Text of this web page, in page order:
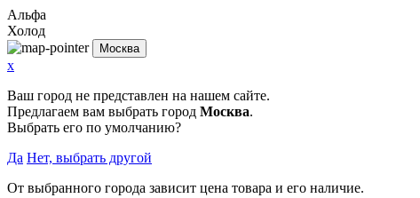
Альфа
Холод
Москва
x
Ваш город не представлен на нашем сайте.
Предлагаем вам выбрать город Москва.
Выбрать его по умолчанию?
Да Нет, выбрать другой
От выбранного города зависит цена товара и его наличие.